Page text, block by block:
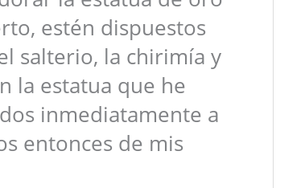
estén dispuestos
salterio, la chirimía y
la estatua que he
inmediatamente a
entonces de mis